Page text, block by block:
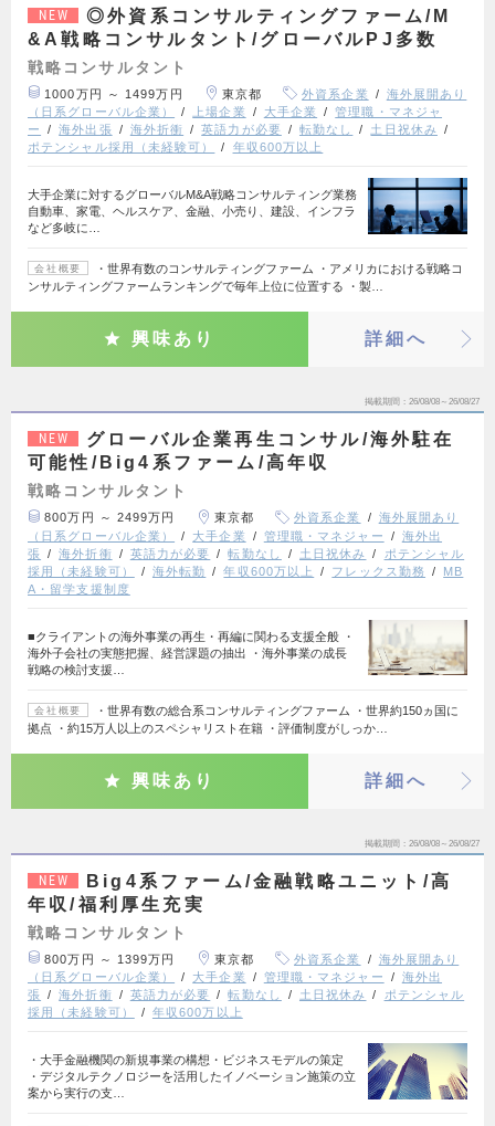
NEW
◎外資系コンサルティングファーム/M
&A戦略コンサルタント/グローバルPJ多数
戦略コンサルタント
1000万円 ～ 1499万円 東京都 外資系企業
海外展開あり
（日系グローバル企業）
上場企業 大手企業
管理職・マネジャ
ー
海外出張 海外折衝 英語力が必要 転勤なし
土日祝休み
ポテンシャル採用（未経験可）
年収600万以上
大手企業に対するグローバルM&A戦略コンサルティング業務
自動車、家電、ヘルスケア、金融、小売り、建設、インフラ
など多岐に…
会社概要
・世界有数のコンサルティングファーム ・アメリカにおける戦略コ
ンサルティングファームランキングで毎年上位に位置する ・製…
興味あり 詳細へ
掲載期間 26/08/08～26/08/27
NEW
グローバル企業再生コンサル/海外駐在
可能性/Big4系ファーム/高年収
戦略コンサルタント
800万円 ～ 2499万円 東京都 外資系企業
海外展開あり
（日系グローバル企業）
大手企業 管理職・マネジャー
海外出
張
海外折衝 英語力が必要 転勤なし 土日祝休み
ポテンシャル
採用（未経験可）
海外転勤 年収600万以上 フレックス勤務
MB
A・留学支援制度
■クライアントの海外事業の再生・再編に関わる支援全般 ・
海外子会社の実態把握、経営課題の抽出 ・海外事業の成長
戦略の検討支援…
会社概要
・世界有数の総合系コンサルティングファーム ・世界約150ヵ国に
拠点 ・約15万人以上のスペシャリスト在籍 ・評価制度がしっか…
興味あり 詳細へ
掲載期間 26/08/08～26/08/27
NEW
Big4系ファーム/金融戦略ユニット/高
年収/福利厚生充実
戦略コンサルタント
800万円 ～ 1399万円 東京都 外資系企業
海外展開あり
（日系グローバル企業）
大手企業 管理職・マネジャー
海外出
張
海外折衝 英語力が必要 転勤なし 土日祝休み
ポテンシャル
採用（未経験可）
年収600万以上
・大手金融機関の新規事業の構想・ビジネスモデルの策定
・デジタルテクノロジーを活用したイノベーション施策の立
案から実行の支…